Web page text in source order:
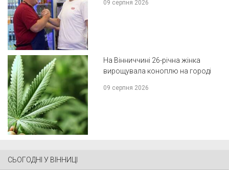
09 серпня 2026
На Вінниччині 26-річна жінка
вирощувала коноплю на городі
09 серпня 2026
СЬОГОДНІ У ВІННИЦІ